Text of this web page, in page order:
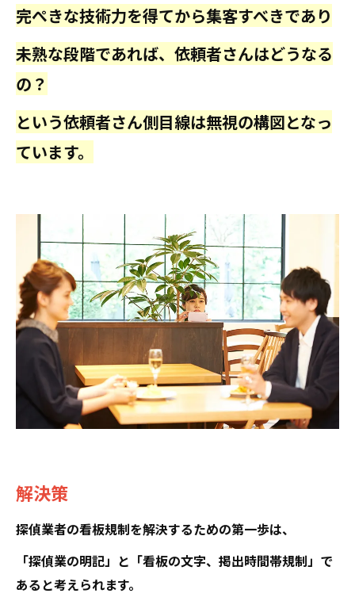
完ぺきな技術力を得てから集客すべきであり
未熟な段階であれば、依頼者さんはどうなる
の？
という依頼者さん側目線は無視の構図となっ
ています。
解決策
探偵業者の看板規制を解決するための第一歩は、
「探偵業の明記」と「看板の文字、掲出時間帯規制」で
あると考えられます。